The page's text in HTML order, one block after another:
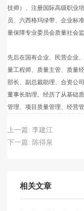
技师）、注册国际高级职业
员、六西格玛绿带、企业标
量保障专业委员会质量社会
先后在国有企业、民营企业
量工程师、质量主管、质量
部长、副总裁助理、合资公
董事长助理。经历了从基础
管理、项目质量管理、经营
上一篇: 李建江
下一篇: 陈得泉
相关文章